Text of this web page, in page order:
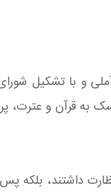
و با تشکیل
قرآن و عترت،
داشتند، بلکه پس